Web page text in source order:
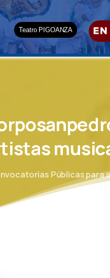
Teatro PIGOANZA
Públicas para